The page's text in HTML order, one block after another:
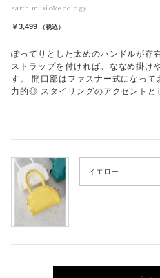
earth music&ecology
￥3,499 （税込）
ぽってりとした太めのハンドルが存
ストラップを付ければ、ななめ掛け
す。 開口部はファスナー式になっ
力的◎ スタイリングのアクセントと